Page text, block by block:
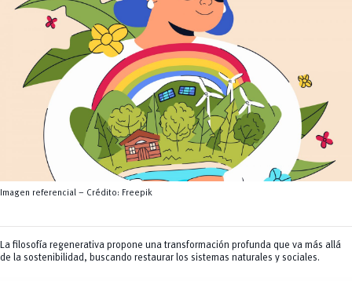
CEISH
Propiedad intelectual
Imagen referencial – Crédito: Freepik
La filosofía regenerativa propone una transformación profunda que va más allá
de la sostenibilidad, buscando restaurar los sistemas naturales y sociales.